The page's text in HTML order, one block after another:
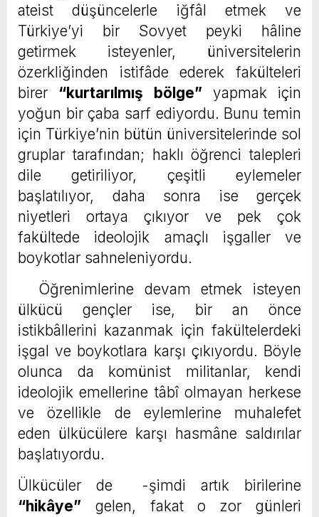
ateist düşüncelerle iğfâl etmek ve
Türkiye’yi bir Sovyet peyki hâline
getirmek isteyenler, üniversitelerin
özerkliğinden istifâde ederek fakülteleri
birer “kurtarılmış bölge” yapmak için
yoğun bir çaba sarf ediyordu. Bunu temin
için Türkiye’nin bütün üniversitelerinde sol
gruplar tarafından; haklı öğrenci talepleri
dile getiriliyor, çeşitli eylemeler
başlatılıyor, daha sonra ise gerçek
niyetleri ortaya çıkıyor ve pek çok
fakültede ideolojik amaçlı işgaller ve
boykotlar sahneleniyordu.
Öğrenimlerine devam etmek isteyen
ülkücü gençler ise, bir an önce
istikbâllerini kazanmak için fakültelerdeki
işgal ve boykotlara karşı çıkıyordu. Böyle
olunca da komünist militanlar, kendi
ideolojik emellerine tâbî olmayan herkese
ve özellikle de eylemlerine muhalefet
eden ülkücülere karşı hasmâne saldırılar
başlatıyordu.
Ülkücüler de -şimdi artık birilerine
“hikâye” gelen, fakat o zor günleri